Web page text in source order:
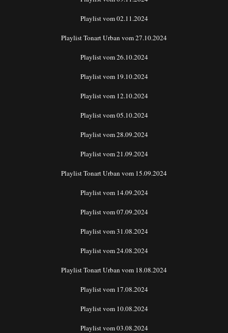
Playlist vom 02.11.2024
Playlist Tonart Urban vom 27.10.2024
Playlist vom 26.10.2024
Playlist vom 19.10.2024
Playlist vom 12.10.2024
Playlist vom 05.10.2024
Playlist vom 28.09.2024
Playlist vom 21.09.2024
Playlist Tonart Urban vom 15.09.2024
Playlist vom 14.09.2024
Playlist vom 07.09.2024
Playlist vom 31.08.2024
Playlist vom 24.08.2024
Playlist Tonart Urban vom 18.08.2024
Playlist vom 17.08.2024
Playlist vom 10.08.2024
Playlist vom 03.08.2024